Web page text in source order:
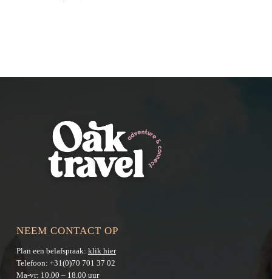
NEEM CONTACT OP
Plan een belafspraak: klik hier
Telefoon: +31(0)70 701 37 02
Ma-vr: 10.00 – 18.00 uur